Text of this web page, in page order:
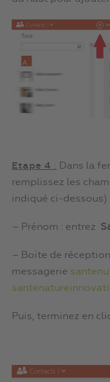
Etape 4 : Dans la
remplissez les
indiqué ci-dessous)
– Prénom : entrez
– Boite de
messagerie
Puis, terminez en